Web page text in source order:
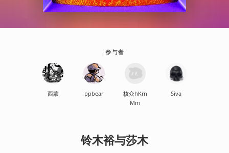
参与者
西蒙 ppbear
核众hKrn
Mm
Siva
铃木裕与莎木